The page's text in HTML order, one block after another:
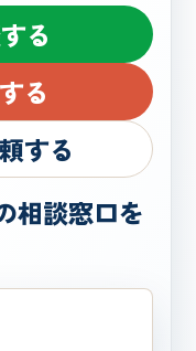
る
る
する
相談窓口を